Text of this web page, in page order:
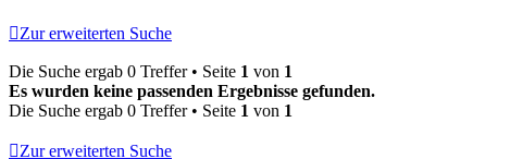
Zur erweiterten Suche
Die Suche ergab 0 Treffer • Seite 1 von 1
Es wurden keine passenden Ergebnisse gefunden.
Die Suche ergab 0 Treffer • Seite 1 von 1
Zur erweiterten Suche